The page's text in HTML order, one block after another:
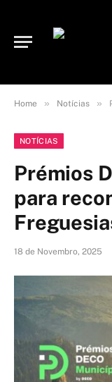
Home » Notícias »
NOTÍCIAS
Prémios
para
18 de Novembro, 2025